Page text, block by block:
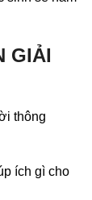
GIẢI
thông
ích gì cho